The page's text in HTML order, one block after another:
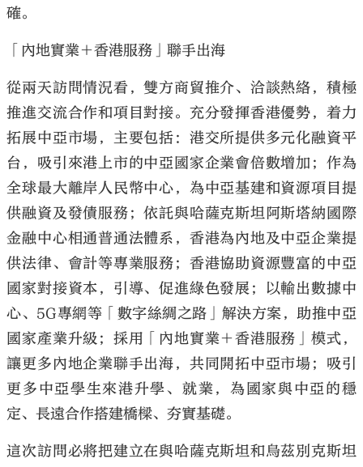
確。
「內地實業＋香港服務」聯手出海
從兩天訪問情況看，雙方商貿推介、洽談熱絡，積極
推進交流合作和項目對接。充分發揮香港優勢，着力
拓展中亞市場，主要包括：港交所提供多元化融資平
台，吸引來港上市的中亞國家企業會倍數增加；作為
全球最大離岸人民幣中心，為中亞基建和資源項目提
供融資及發債服務；依託與哈薩克斯坦阿斯塔納國際
金融中心相通普通法體系，香港為內地及中亞企業提
供法律、會計等專業服務；香港協助資源豐富的中亞
國家對接資本，引導、促進綠色發展；以輸出數據中
心、5G專網等「數字絲綢之路」解決方案，助推中亞
國家產業升級；採用「內地實業＋香港服務」模式，
讓更多內地企業聯手出海，共同開拓中亞市場；吸引
更多中亞學生來港升學、就業，為國家與中亞的穩
定、長遠合作搭建橋樑、夯實基礎。
這次訪問必將把建立在與哈薩克斯坦和烏茲別克斯坦